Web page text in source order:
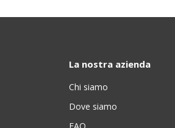
La nostra azienda
Chi siamo
Dove siamo